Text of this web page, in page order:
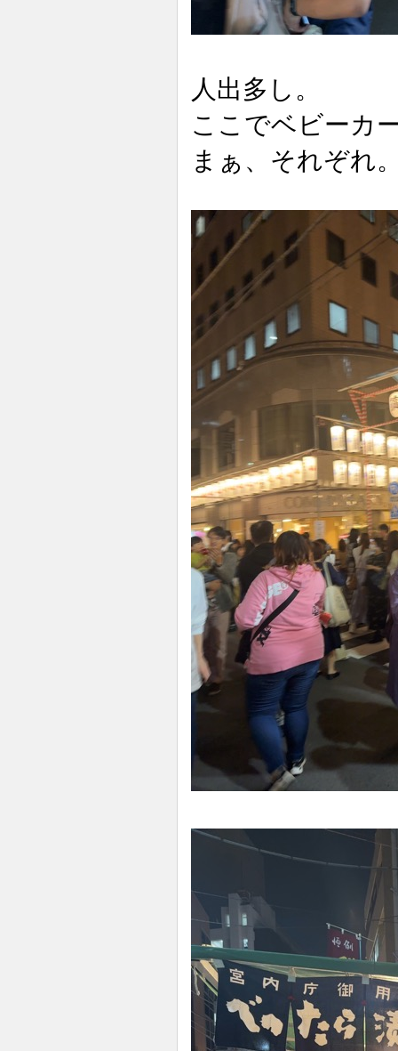
人出多し。
ここでベビーカ
まぁ、それぞれ